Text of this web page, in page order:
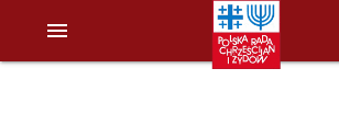
menu